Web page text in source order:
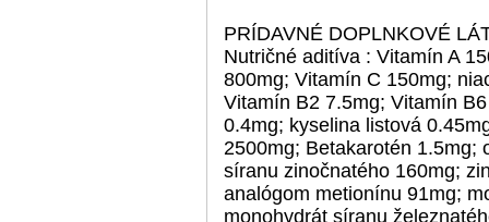
PRÍDAVNÉ DOPLNKOVÉ
Nutričné aditíva : Vitamín A
800mg; Vitamín C 150mg;
Vitamín B2 7.5mg; Vitamín
0.4mg; kyselina listová
2500mg; Betakarotén 1.5mg;
síranu zinočnatého 160mg;
analógom metionínu 91mg;
monohydrát síranu